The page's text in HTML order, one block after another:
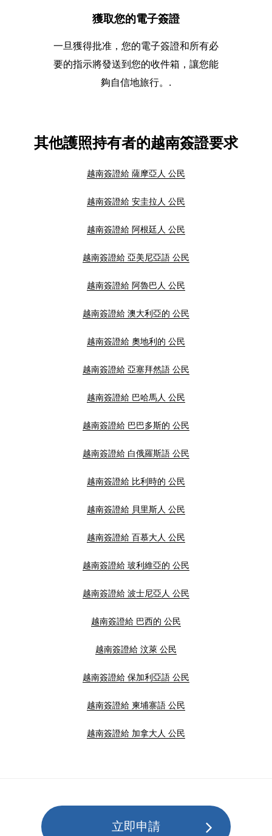
獲取您的電子簽證
一旦獲得批准，您的電子簽證和所有必
要的指示將發送到您的收件箱，讓您能
夠自信地旅行。.
其他護照持有者的越南簽證要求
越南簽證給 薩摩亞人 公民
越南簽證給 安圭拉人 公民
越南簽證給 阿根廷人 公民
越南簽證給 亞美尼亞語 公民
越南簽證給 阿魯巴人 公民
越南簽證給 澳大利亞的 公民
越南簽證給 奧地利的 公民
越南簽證給 亞塞拜然語 公民
越南簽證給 巴哈馬人 公民
越南簽證給 巴巴多斯的 公民
越南簽證給 白俄羅斯語 公民
越南簽證給 比利時的 公民
越南簽證給 貝里斯人 公民
越南簽證給 百慕大人 公民
越南簽證給 玻利維亞的 公民
越南簽證給 波士尼亞人 公民
越南簽證給 巴西的 公民
越南簽證給 汶萊 公民
越南簽證給 保加利亞語 公民
越南簽證給 柬埔寨語 公民
越南簽證給 加拿大人 公民
立即申請